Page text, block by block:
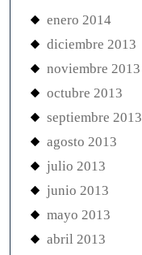
enero 2014
diciembre 2013
noviembre 2013
octubre 2013
septiembre 2013
agosto 2013
julio 2013
junio 2013
mayo 2013
abril 2013